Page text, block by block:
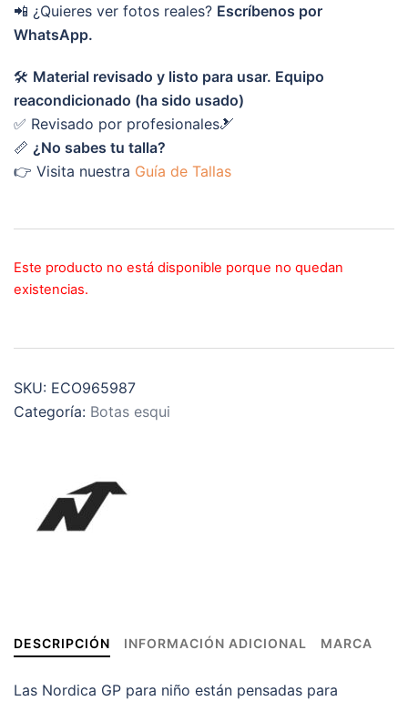
📲 ¿Quieres ver fotos reales? Escríbenos por
WhatsApp.
🛠️ Material revisado y listo para usar. Equipo
reacondicionado (ha sido usado)
✅ Revisado por profesionales🎿
📏 ¿No sabes tu talla?
👉 Visita nuestra Guía de Tallas
Este producto no está disponible porque no quedan
existencias.
SKU: ECO965987
Categoría: Botas esqui
DESCRIPCIÓN INFORMACIÓN ADICIONAL MARCA
Las Nordica GP para niño están pensadas para